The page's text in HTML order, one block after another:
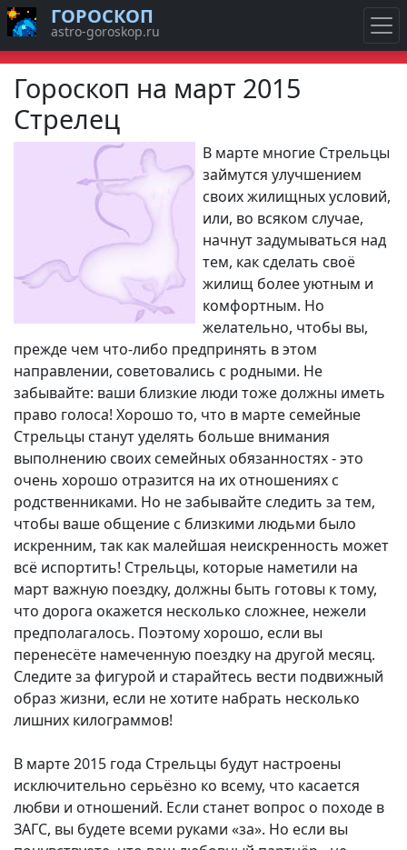
Гороскоп на март 2015
Стрелец
В марте многие Стрельцы
займутся улучшением
своих жилищных условий,
или, во всяком случае,
начнут задумываться над
тем, как сделать своё
жилищ более уютным и
комфортным. Но
желательно, чтобы вы,
прежде чем что-либо предпринять в этом
направлении, советовались с родными. Не
забывайте: ваши близкие люди тоже должны иметь
право голоса! Хорошо то, что в марте семейные
Стрельцы станут уделять больше внимания
выполнению своих семейных обязанностях - это
очень хорошо отразится на их отношениях с
родственниками. Но не забывайте следить за тем,
чтобы ваше общение с близкими людьми было
искренним, так как малейшая неискренность может
всё испортить! Стрельцы, которые наметили на
март важную поездку, должны быть готовы к тому,
что дорога окажется несколько сложнее, нежели
предполагалось. Поэтому хорошо, если вы
перенесёте намеченную поездку на другой месяц.
Следите за фигурой и старайтесь вести подвижный
образ жизни, если не хотите набрать несколько
лишних килограммов!
В марте 2015 года Стрельцы будут настроены
исключительно серьёзно ко всему, что касается
любви и отношений. Если станет вопрос о походе в
ЗАГС, вы будете всеми руками «за». Но если вы
ГОРОСКОП
astro-goroskop.ru